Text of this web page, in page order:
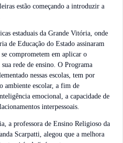
estão começando a introduzir a
estaduais da Grande Vitória, onde
de Educação do Estado assinaram
comprometem em aplicar o
rede de ensino. O Programa
nessas escolas, tem por
ambiente escolar, a fim de
emocional, a capacidade de
interpessoais.
a professora de Ensino Religioso da
Scarpatti, alegou que a melhora